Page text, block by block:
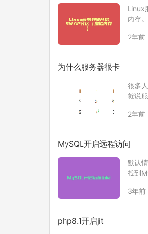
Linux
内存
2年前
为什么服务器很卡
很多
就说
2年前
MySQL开启远程访问
默认
找到
3年前
php8.1开启jit